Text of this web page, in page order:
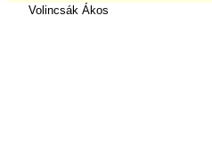
Volincsák Ákos